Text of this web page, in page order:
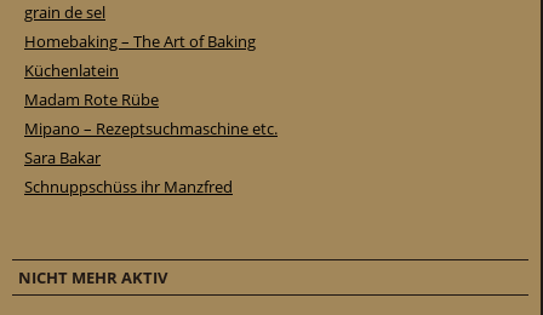
grain de sel
Homebaking – The Art of Baking
Küchenlatein
Madam Rote Rübe
Mipano – Rezeptsuchmaschine etc.
Sara Bakar
Schnuppschüss ihr Manzfred
NICHT MEHR AKTIV